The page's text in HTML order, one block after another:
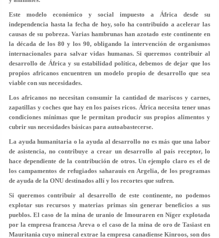
Este modelo económico y social impuesto a África desde su
independencia hasta la fecha de hoy, solo ha contribuido a acelerar las
causas de su pobreza. Varias hambrunas han azotado este continente en
la década de los 80 y los 90, obligando la intervención de organismos
internacionales para salvar vidas humanas. Si queremos contribuir al
desarrollo de África y su estabilidad política, debemos de dejar que los
propios africanos encuentren un modelo propio de desarrollo que sea
viable con sus necesidades.
Los africanos no necesitan consumir la cantidad de mariscos y carnes,
zapatillas y coches que hay en los países ricos. África necesita tener unas
condiciones mínimas que le permitan producir sus propios alimentos y
cubrir sus necesidades básicas para autoabastecerse.
La ayuda humanitaria o la ayuda al desarrollo no es más que una labor
de asistencia, no contribuye a crear un desarrollo al país receptor, lo
hace dependiente de la contribución de otros. Un ejemplo claro es el de
los campamentos de refugiados saharauis en Argelia, de los programas
de ayuda de la ONU destinados allí y los recortes que sufren.
Si queremos contribuir al desarrollo de este continente, no podemos
explotar sus recursos y materias primas sin generar beneficios a sus
pueblos. El caso de la mina de uranio de Imouraren en Níger explotada
por la empresa francesa Areva o el caso de la mina de oro de Tasiast en
Mauritania cuyo mineral extrae la empresa canadiense Kinroos, son dos